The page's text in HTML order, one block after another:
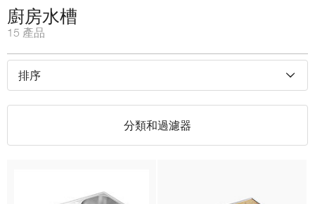
廚房水槽
15 產品
排序
分類和過濾器